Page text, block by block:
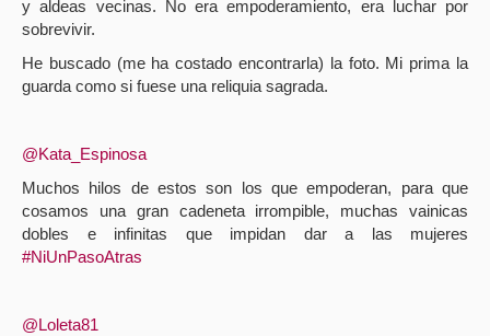
y aldeas vecinas. No era empoderamiento, era luchar por
sobrevivir.
He buscado (me ha costado encontrarla) la foto. Mi prima la
guarda como si fuese una reliquia sagrada.
@Kata_Espinosa
Muchos hilos de estos son los que empoderan, para que
cosamos una gran cadeneta irrompible, muchas vainicas
dobles e infinitas que impidan dar a las mujeres
#NiUnPasoAtras
@Loleta81